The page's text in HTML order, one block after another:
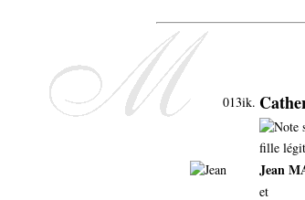
013ik.
fille
Jean
et